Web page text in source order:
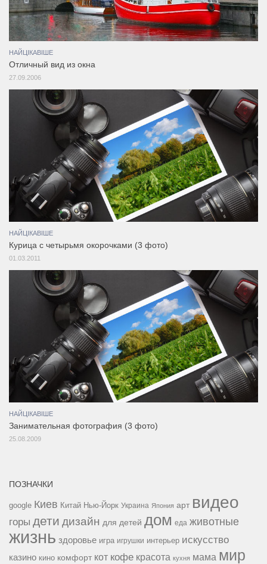
НАЙЦІКАВІШЕ
Отличный вид из окна
27.09.2006
НАЙЦІКАВІШЕ
Курица с четырьмя окорочками (3 фото)
01.03.2011
НАЙЦІКАВІШЕ
Занимательная фотография (3 фото)
25.08.2009
ПОЗНАЧКИ
google Киев Китай Нью-Йорк Украина Япония арт видео
горы дети дизайн для детей дом еда животные
жизнь здоровье игра игрушки интерьер искусство
казино кино комфорт кот кофе красота кухня мама мир